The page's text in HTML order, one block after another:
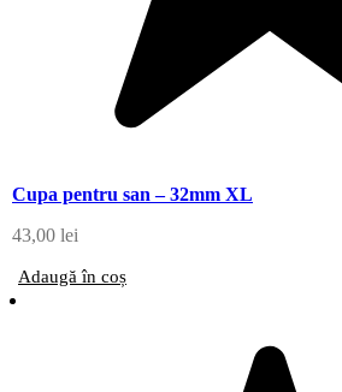
Cupa pentru san – 32mm XL
43,00 lei
Adaugă în coș